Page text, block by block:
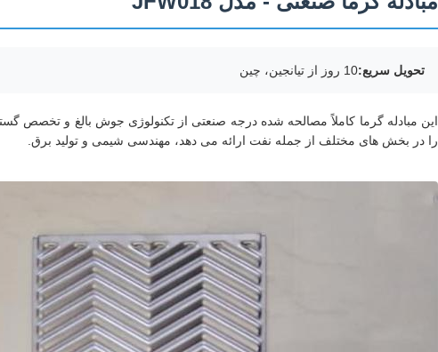
تحویل سریع:10 روز از تيانجين، چين
این مبادله گرما کاملاً مصالحه شده درجه صنعتی از تکنولوژی جوش بالغ و تخصص
را در بخش های مختلف از جمله نفت ارائه می دهد، مهندسی شیمی و تولید برق.